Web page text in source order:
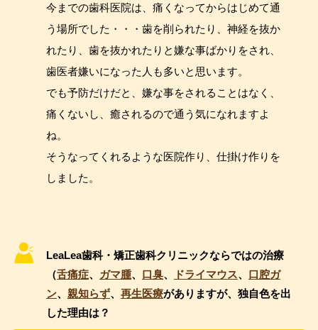
今までの歯科医院は、痛くなってからはじめて通
う場所でした・・・歯を削られたり、神経を抜か
れたり、歯を抜かれたりと嫌な事ばかりをされ、
歯医者嫌いになった人も多いと思います。
でも予防だけだと、嫌な事をされることはなく、
痛くないし、癒されるので通う気になれますよ
ね。
そうなってくれるような医院作り、仕掛け作りを
しました。
LeaLea歯科・矯正歯科クリニックならではの治療
（舌痛症、 ガマ腫、 口臭、 ドライマウス、 口腔ガ
ン、 親知らず、 再生医療がありますが、独自色を出
した理由は？